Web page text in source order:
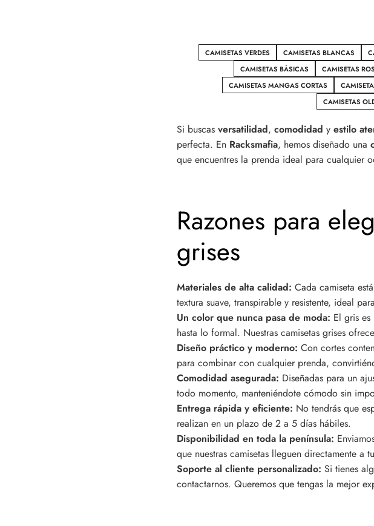
CAMISETAS VERDES CAMISETAS BLANCAS
CAMISETAS BÁSICAS
CAMISETAS
CAMISETAS MANGAS CORTAS
CAMISETAS
Si buscas versatilidad, comodidad y estilo
perfecta. En Racksmafia, hemos diseñado una
que encuentres la prenda ideal para cualquier
Razones para
grises
Materiales de alta calidad: Cada camiseta
textura suave, transpirable y resistente, ideal
Un color que nunca pasa de moda: El gris
hasta lo formal. Nuestras camisetas grises
Diseño práctico y moderno: Con cortes
para combinar con cualquier prenda,
Comodidad asegurada: Diseñadas para un
todo momento, manteniéndote cómodo sin
Entrega rápida y eficiente: No tendrás que
realizan en un plazo de 2 a 5 días hábiles.
Disponibilidad en toda la península:
que nuestras camisetas lleguen directamente a
Soporte al cliente personalizado: Si tienes
contactarnos. Queremos que tengas la mejor